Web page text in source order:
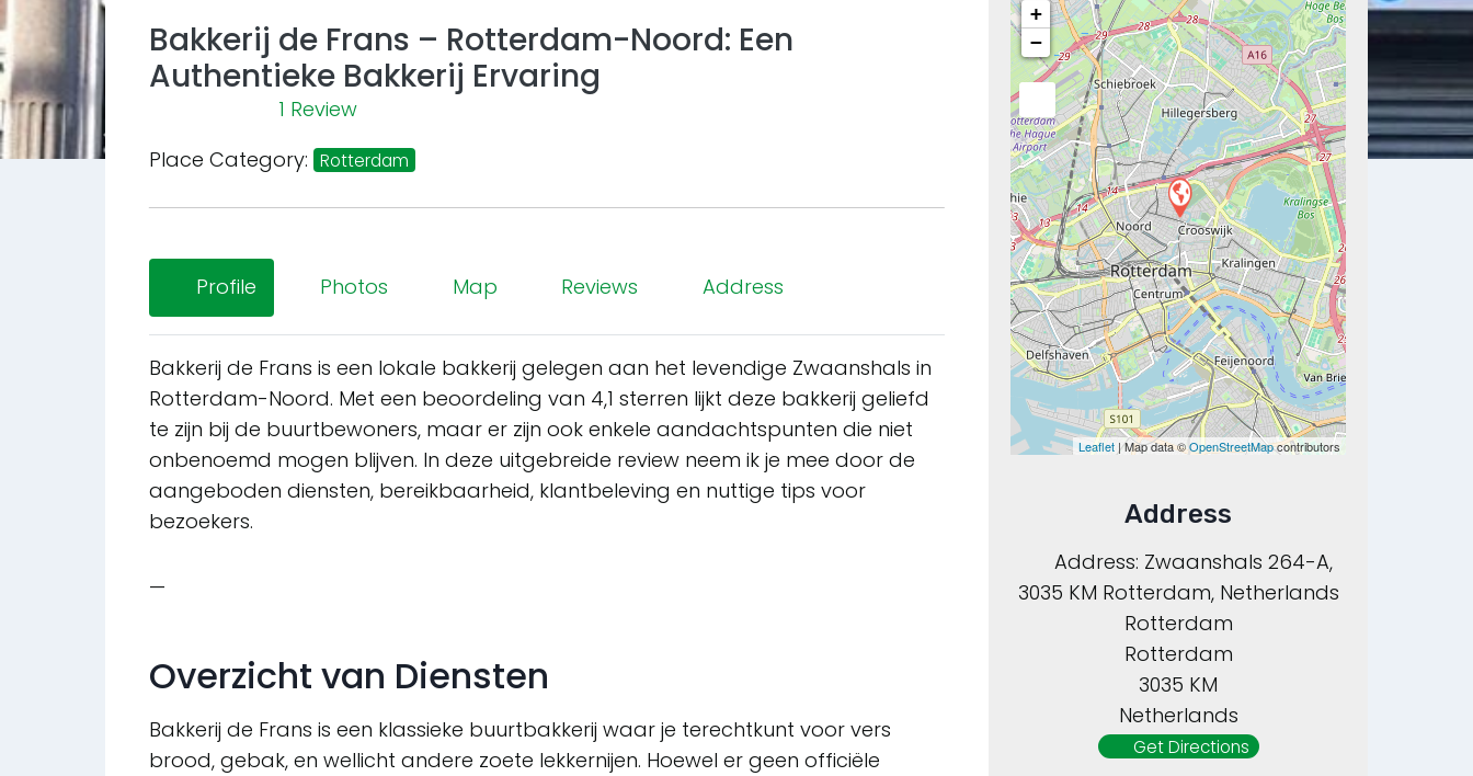
Previous Next
Bakkerij de Frans – Rotterdam-Noord: Een
Authentieke Bakkerij Ervaring
1 Review
Place Category: Rotterdam
Profile Photos Map Reviews Address
Bakkerij de Frans is een lokale bakkerij gelegen aan het levendige Zwaanshals in
Rotterdam-Noord. Met een beoordeling van 4,1 sterren lijkt deze bakkerij geliefd
te zijn bij de buurtbewoners, maar er zijn ook enkele aandachtspunten die niet
onbenoemd mogen blijven. In deze uitgebreide review neem ik je mee door de
aangeboden diensten, bereikbaarheid, klantbeleving en nuttige tips voor
bezoekers.
—
Overzicht van Diensten
Bakkerij de Frans is een klassieke buurtbakkerij waar je terechtkunt voor vers
brood, gebak, en wellicht andere zoete lekkernijen. Hoewel er geen officiële
+
−
Leaflet| Map data ©OpenStreetMapcontributors
Address
Address: Zwaanshals 264-A,
3035 KM Rotterdam, Netherlands
Rotterdam
Rotterdam
3035 KM
Netherlands
Get Directions